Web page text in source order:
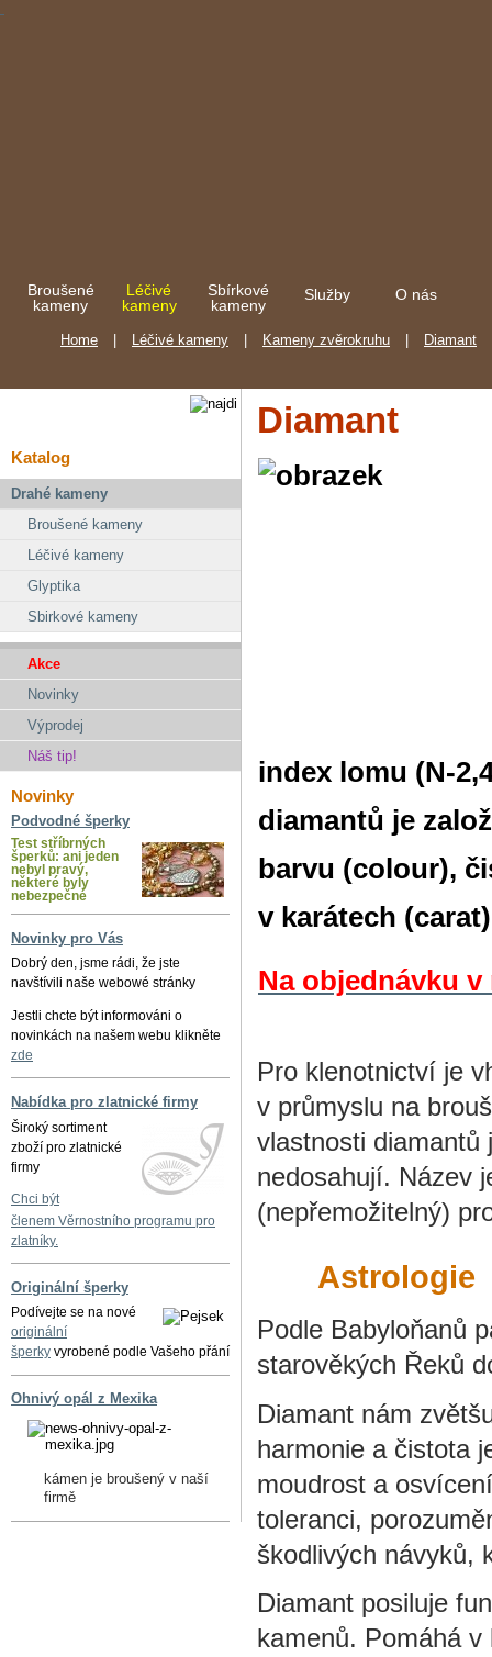
Broušené
kameny
Léčivé
kameny
Sbírkové
kameny
Služby O nás
Home Léčivé kameny Kameny zvěrokruhu Diamant
Katalog
Drahé kameny
Broušené kameny
Léčivé kameny
Glyptika
Sbirkové kameny
Akce
Novinky
Výprodej
Náš tip!
Novinky
Podvodné šperky
Test stříbrných
šperků: ani jeden
nebyl pravý,
některé byly
nebezpečné
Novinky pro Vás
Dobrý den, jsme rádi, že jste
navštívili naše webowé stránky
Jestli chcte být informováni o
novinkách na našem webu klikněte
zde
Nabídka pro zlatnické firmy
Široký sortiment
zboží pro zlatnické
firmy
Chci být
členem Věrnostního programu pro
zlatníky.
Originální šperky
Podívejte se na nové
originální
šperky vyrobené podle Vašeho přání
Ohnivý opál z Mexika
kámen je broušený v naší
firmě
Diamant
index lomu (N-
diamantů je
barvu (colour),
v karátech
Na objednávku
Pro klenotnictví je
v průmyslu na
vlastnosti diamantů
nedosahují. Název
(nepřemožitelný)
Astrologie
Podle Babyloňanů
starověkých Řeků
Diamant nám
harmonie a čistota
moudrost a
toleranci,
škodlivých návyků,
Diamant posiluje
kamenů. Pomáhá v